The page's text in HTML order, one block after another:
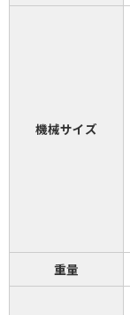
機械サイズ
重量